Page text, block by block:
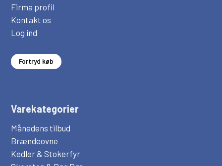
Firma profil
Kontakt os
Log ind
Fortryd køb
Varekategorier
Månedens tilbud
Brændeovne
Kedler & Stokerfyr